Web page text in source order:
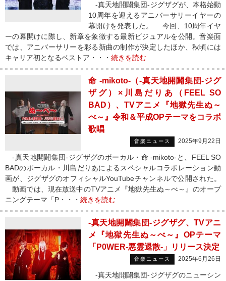
-真天地開闢集団-ジグザグが、本格始動
10周年を迎えるアニバーサリーイヤーの
幕開けを発表した。 今回、10周年イヤ
ーの幕開けに際し、新章を象徴する最新ビジュアルを公開。音楽面
では、アニバーサリーを彩る新曲の制作が決定したほか、秋頃には
キャリア初となるベストア・・・ 続きを読む
命 -mikoto-（-真天地開闢集団-ジグ
ザグ）×川島だりあ（FEEL SO
BAD）、TVアニメ『地獄先生ぬ～
べ～』令和＆平成OPテーマをコラボ
歌唱
音楽ニュース 2025年9月22日
-真天地開闢集団-ジグザグのボーカル・命 -mikoto-と、FEEL SO
BADのボーカル・川島だりあによるスペシャルコラボレーション動
画が、ジグザグのオフィシャルYouTubeチャンネルで公開された。
動画では、現在放送中のTVアニメ『地獄先生ぬ～べ～』のオープ
ニングテーマ「P・・・ 続きを読む
-真天地開闢集団-ジグザグ、TVアニ
メ『地獄先生ぬ～べ～』OPテーマ
「P0WER-悪霊退散-」リリース決定
音楽ニュース 2025年6月26日
-真天地開闢集団-ジグザグのニューシン